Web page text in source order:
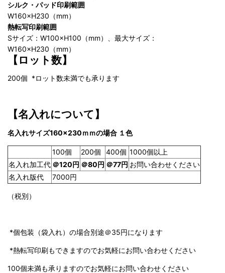
シルク・パッド印刷範囲
W160×H230（mm）
熱転写印刷範囲
Sサイズ：W100×H100（mm）、最大サイズ：
W160×H230（mm）
【ロット数】
200個 *ロット数未満でも承ります
【名入れについて】
名入れサイズ160×230ｍｍの場合 １色
100個 200個 400個 1000個以上
名入れ加工代 ＠120円 ＠80円 ＠77円 お問い合わせください
名入れ版代
7000円
（税別）
*個包装（袋入れ）の場合別途＠35円になります
*熱転写印刷もできますのでお気軽にお問い合わせください
100個未満も承りますのでお気軽にお問い合わせください